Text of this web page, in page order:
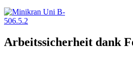
Arbeitssicherheit dank